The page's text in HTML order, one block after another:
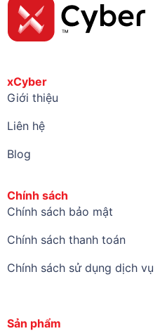
xCyber
Giới thiệu
Liên hệ
Blog
Chính sách
Chính sách bảo mật
Chính sách thanh toán
Chính sách sử dụng dịch vụ
Sản phẩm